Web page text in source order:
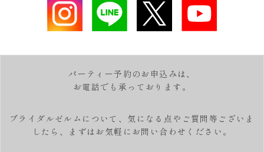
パーティー予約のお申込みは、
お電話でも承っております。
ブライダルゼルムについて、気になる点やご質問等ございま
したら、
まずはお気軽にお問い合わせください。